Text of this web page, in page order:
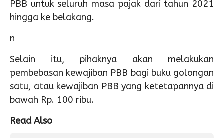
PBB untuk seluruh masa pajak dari tahun 2021
hingga ke belakang.
n
Selain itu, pihaknya akan melakukan
pembebasan kewajiban PBB bagi buku golongan
satu, atau kewajiban PBB yang ketetapannya di
bawah Rp. 100 ribu.
Read Also